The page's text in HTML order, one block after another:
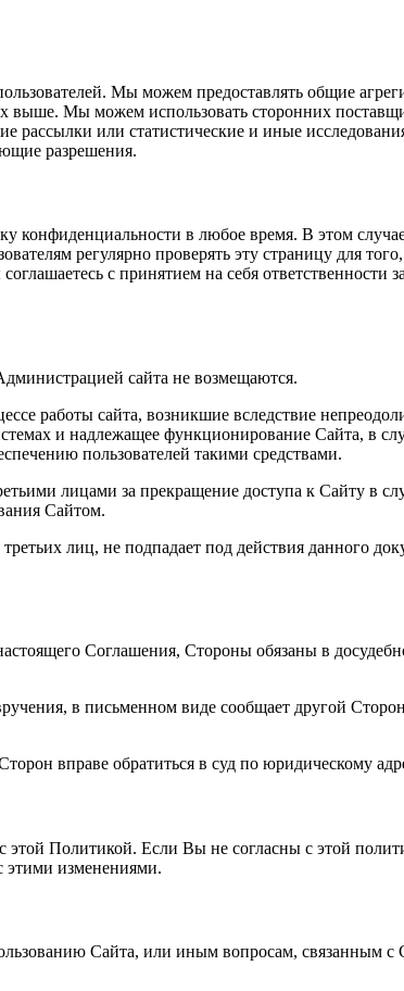
Мы можем предоставлять общие
Мы можем использовать сторонних
рассылки или статистические и иные
разрешения.
конфиденциальности в любое время. В этом
регулярно проверять эту страницу для
с принятием на себя ответственности
сайта не возмещаются.
работы сайта, возникшие вследствие
и надлежащее функционирование Сайта, в
пользователей такими средствами.
лицами за прекращение доступа к Сайту в
Сайтом.
лиц, не подпадает под действия данного
Соглашения, Стороны обязаны в
в письменном виде сообщает другой
вправе обратиться в суд по юридическому
этой Политикой. Если Вы не согласны с этой
этими изменениями.
Сайта, или иным вопросам, связанным с